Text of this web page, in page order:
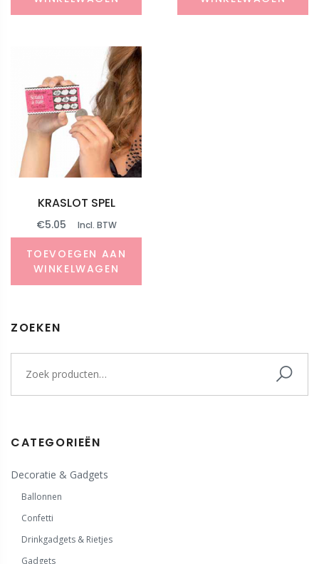
ZOEKEN
CATEGORIEËN
Decoratie & Gadgets
Ballonnen
Confetti
Drinkgadgets & Rietjes
Gadgets
KRASLOT SPEL
€5.05 Incl. BTW
TOEVOEGEN AAN
WINKELWAGEN